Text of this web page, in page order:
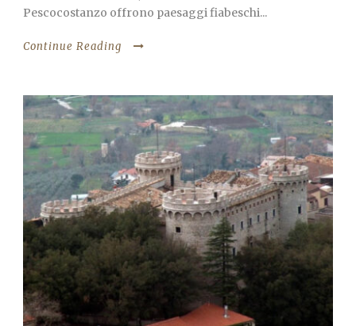
Pescocostanzo offrono paesaggi fiabeschi...
Continue Reading